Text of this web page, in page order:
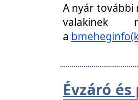
A nyár további
a
Évzáró